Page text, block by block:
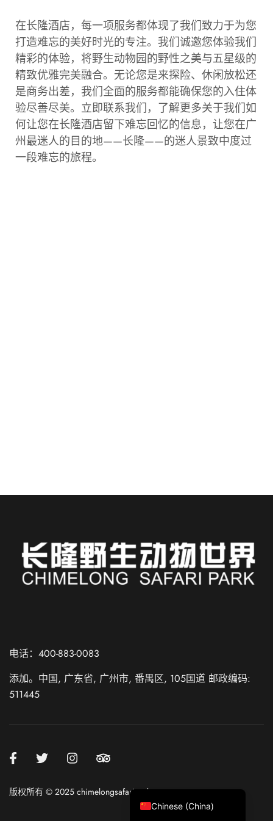
在长隆酒店，每一项服务都体现了我们致力于为您
打造难忘的美好时光的专注。我们诚邀您体验我们
精彩的体验，将野生动物园的野性之美与五星级的
精致优雅完美融合。无论您是来探险、休闲放松还
是商务出差，我们全面的服务都能确保您的入住体
验尽善尽美。立即联系我们，了解更多关于我们如
何让您在长隆酒店留下难忘回忆的信息，让您在广
州最迷人的目的地——长隆——的迷人景致中度过
一段难忘的旅程。
电话：400-883-0083
添加。中国, 广东省, 广州市, 番禺区, 105国道 邮政编码:
511445
版权所有 © 2025 chimelongsafaripark.com
Chinese (China)
German